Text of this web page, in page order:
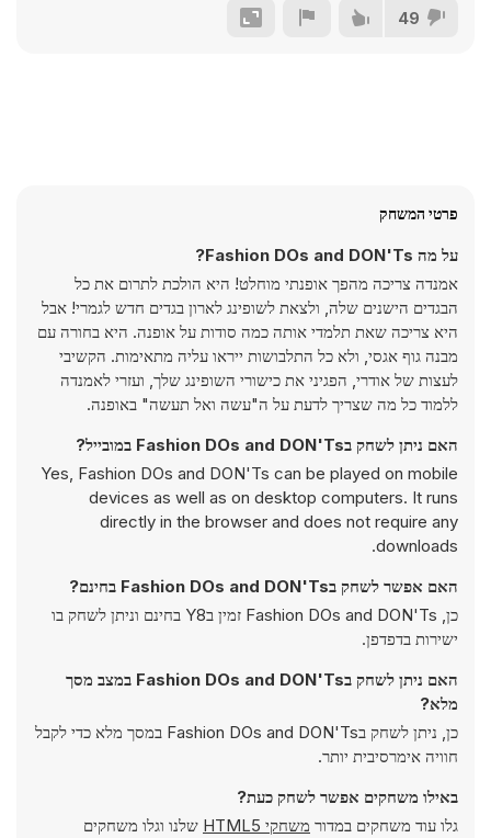
49
פרטי המשחק
על מה Fashion DOs and DON'Ts?
אמנדה צריכה מהפך אופנתי מוחלט! היא הולכת לתרום את כל
הבגדים הישנים שלה, ולצאת לשופינג לארון בגדים חדש לגמרי! אבל
היא צריכה שאת תלמדי אותה כמה סודות על אופנה. היא בחורה עם
מבנה גוף אגסי, ולא כל התלבושות ייראו עליה מתאימות. הקשיבי
לעצות של אודרי, הפגיני את כישורי השופינג שלך, ועזרי לאמנדה
ללמוד כל מה שצריך לדעת על ה"עשה ואל תעשה" באופנה.
האם ניתן לשחק בFashion DOs and DON'Ts במובייל?
Yes, Fashion DOs and DON'Ts can be played on mobile
devices as well as on desktop computers. It runs
directly in the browser and does not require any
downloads.
האם אפשר לשחק בFashion DOs and DON'Ts בחינם?
כן, Fashion DOs and DON'Ts זמין בY8 בחינם וניתן לשחק בו
ישירות בדפדפן.
האם ניתן לשחק בFashion DOs and DON'Ts במצב מסך
מלא?
כן, ניתן לשחק בFashion DOs and DON'Ts במסך מלא כדי לקבל
חוויה אימרסיבית יותר.
באילו משחקים אפשר לשחק כעת?
גלו עוד משחקים במדור משחקי HTML5
שלנו וגלו משחקים